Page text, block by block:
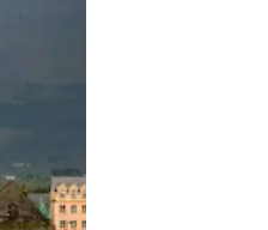
կամ մատը սահեցնելով։